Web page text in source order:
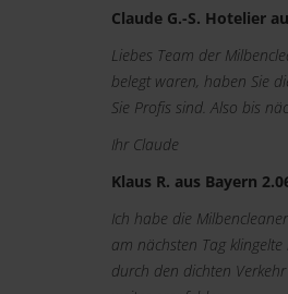
Claude G.-S. Hotelier
Liebes Team der
belegt waren, haben Sie
Sie Profis sind. Also bis
Ihr Claude
Klaus R. aus Bayern
Ich habe die
am nächsten Tag
durch den dichten